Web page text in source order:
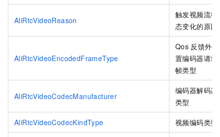
AliRtcVideoReason
触发视频流状
态变化的原因
AliRtcVideoEncodedFrameType
Qos 反馈外
置编码器请求
帧类型
AliRtcVideoCodecManufacturer
编码器解码器
类型
AliRtcVideoCodecKindType 视频编码类型